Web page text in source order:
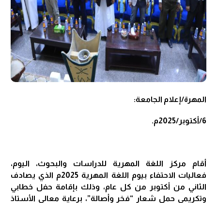
المهرة/إعلام الجامعة:
6/أكتوبر/2025م.
أقام مركز اللغة المهرية للدراسات والبحوث، اليوم،
فعاليات الاحتفاء بيوم اللغة المهرية 2025م الذي يصادف
الثاني من أكتوبر من كل عام، وذلك بإقامة حفل خطابي
وتكريمي حمل شعار “فخر وأصالة”، برعاية معالي الأستاذ